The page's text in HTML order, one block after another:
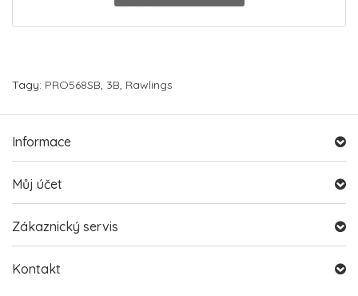
Tagy: PRO568SB, 3B, Rawlings
Informace
Můj účet
Zákaznický servis
Kontakt